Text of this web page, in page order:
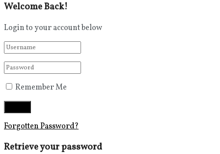
Welcome Back!
Login to your account below
Remember Me
Forgotten Password?
Retrieve your password